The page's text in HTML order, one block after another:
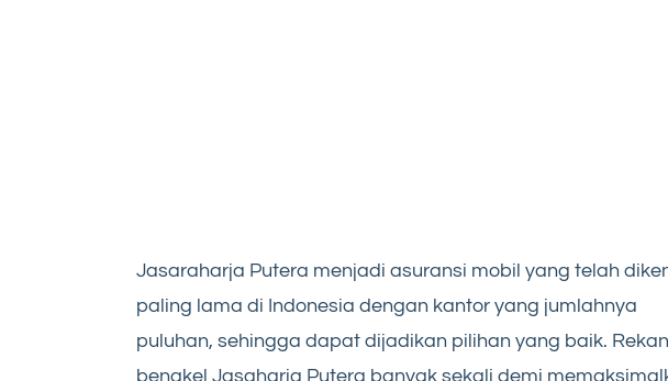
Jasaraharja Putera menjadi asuransi mobil yang telah
paling lama di Indonesia dengan kantor yang jumlahnya
puluhan, sehingga dapat dijadikan pilihan yang baik.
bengkel Jasaharja Putera banyak sekali demi